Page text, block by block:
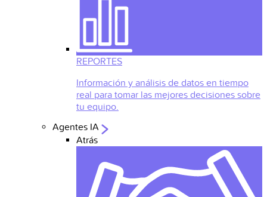
REPORTES
Información y análisis de datos en tiempo
real para tomar las mejores decisiones sobre
tu equipo.
Agentes IA
Atrás